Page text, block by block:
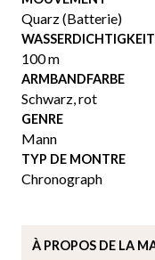
Quarz (Batterie)
WASSERDICHTIGKEIT
100 m
ARMBANDFARBE
Schwarz,rot
GENRE
Mann
TYP DE MONTRE
Chronograph
À PROPOS DE LA